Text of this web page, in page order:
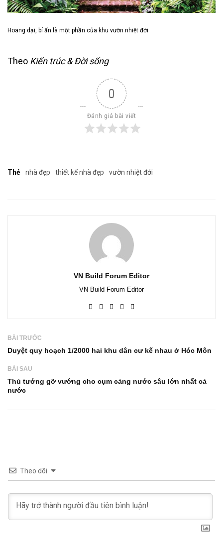
Hoang dại, bí ẩn là một phần của khu vườn nhiệt đới
Theo Kiến trúc & Đời sống
0
Đánh giá bài viết
Thẻ nhà đẹp thiết kế nhà đẹp vườn nhiệt đới
VN Build Forum Editor
VN Build Forum Editor
BÀI TRƯỚC
Duyệt quy hoạch 1/2000 hai khu dân cư kế nhau ở Hóc Môn
BÀI SAU
Thủ tướng gỡ vướng cho cụm cảng nước sâu lớn nhất cả
nước
Theo dõi